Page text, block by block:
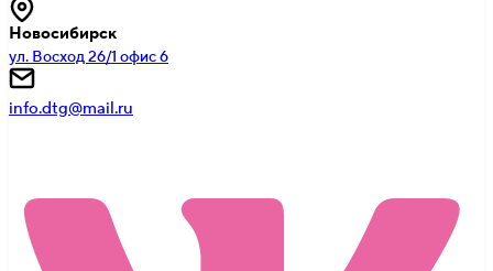
Новосибирск
ул. Восход 26/1 офис 6
info.dtg@mail.ru